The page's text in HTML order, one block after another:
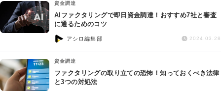
IT・ネット
資金調達
企業法務
資金調達
AIファクタリングで即日資金調達！おすすめ7社と審査
に通るためのコツ
アシロ編集部 2024.03.28
資金調達
ファクタリングの取り立ての恐怖！知っておくべき法律
と3つの対処法